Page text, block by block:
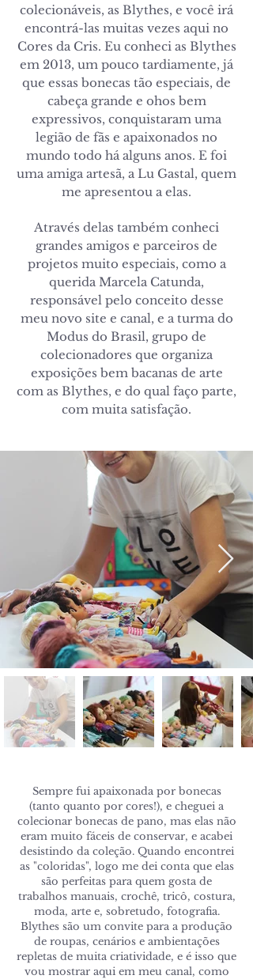
colecionáveis, as Blythes, e você irá
encontrá-las muitas vezes aqui no
Cores da Cris. Eu conheci as Blythes
em 2013, um pouco tardiamente, já
que essas bonecas tão especiais, de
cabeça grande e ohos bem
expressivos, conquistaram uma
legião de fãs e apaixonados no
mundo todo há alguns anos. E foi
uma amiga artesã, a Lu Gastal, quem
me apresentou a elas.
Através delas também conheci
grandes amigos e parceiros de
projetos muito especiais, como a
querida Marcela Catunda,
responsável pelo conceito desse
meu novo site e canal, e a turma do
Modus do Brasil, grupo de
colecionadores que organiza
exposições bem bacanas de arte
com as Blythes, e do qual faço parte,
com muita satisfação.
Sempre fui apaixonada por bonecas
(tanto quanto por cores!), e cheguei a
colecionar bonecas de pano, mas elas não
eram muito fáceis de conservar, e acabei
desistindo da coleção. Quando encontrei
as "coloridas", logo me dei conta que elas
são perfeitas para quem gosta de
trabalhos manuais, crochê, tricô, costura,
moda, arte e, sobretudo, fotografia.
Blythes são um convite para a produção
de roupas, cenários e ambientações
repletas de muita criatividade, e é isso que
vou mostrar aqui em meu canal, como